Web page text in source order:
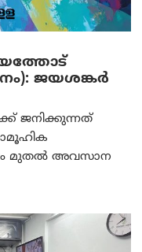
ജയശങ്കര്‍
ജനിക്കുന്നത്
മുതൽ അവസാന